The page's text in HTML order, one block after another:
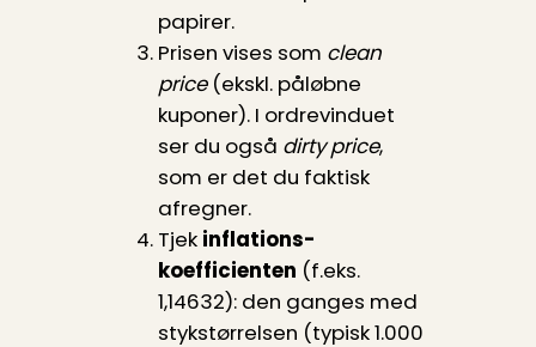
papirer.
Prisen vises som clean
price(ekskl. påløbne
kuponer). I ordrevinduet
ser du også dirty price,
som er det du faktisk
afregner.
Tjek inflations­
koefficienten (f.eks.
1,14632): den ganges med
stykstørrelsen (typisk 1.000